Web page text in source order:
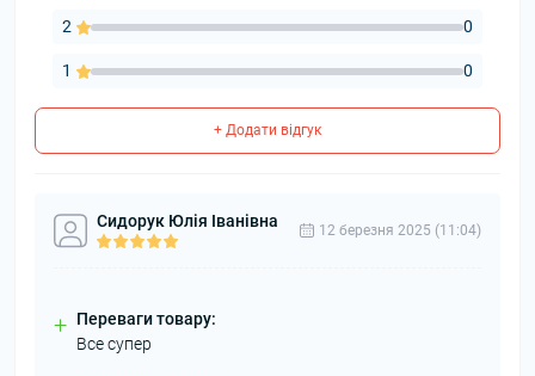
2 0
1 0
+ Додати відгук
Сидорук Юлія Іванівна 12 березня 2025 (11:04)
+ Переваги товару:
Все супер